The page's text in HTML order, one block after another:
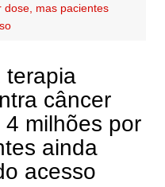
dose, mas pacientes
terapia
câncer
milhões por
ainda
acesso